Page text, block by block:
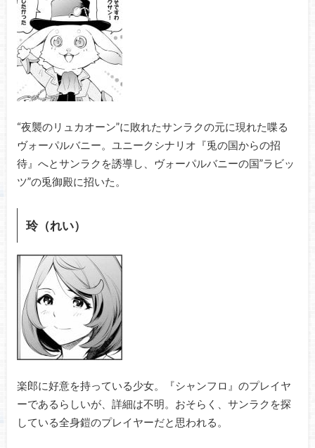
“夜襲のリュカオーン”に敗れたサンラクの元に現れた喋る
ヴォーパルバニー。ユニークシナリオ『兎の国からの招
待』へとサンラクを誘導し、ヴォーパルバニーの国”ラビッ
ツ”の兎御殿に招いた。
玲（れい）
楽郎に好意を持っている少女。『シャンフロ』のプレイヤ
ーであるらしいが、詳細は不明。おそらく、サンラクを探
している全身鎧のプレイヤーだと思われる。